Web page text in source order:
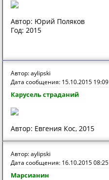
Автор: Юрий Поляков
Год: 2015
Автор: aylipski
Дата сообщения: 15.10.2015 19:09
Карусель страданий
Автор: Евгения Кос, 2015
Автор: aylipski
Дата сообщения: 16.10.2015 08:25
Марсианин